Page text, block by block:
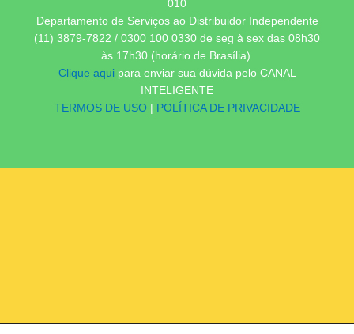
010
Departamento de Serviços ao Distribuidor Independente
(11) 3879-7822 / 0300 100 0330 de seg à sex das 08h30
às 17h30 (horário de Brasília)
Clique aqui para enviar sua dúvida pelo CANAL
INTELIGENTE
TERMOS DE USO
POLÍTICA DE PRIVACIDADE